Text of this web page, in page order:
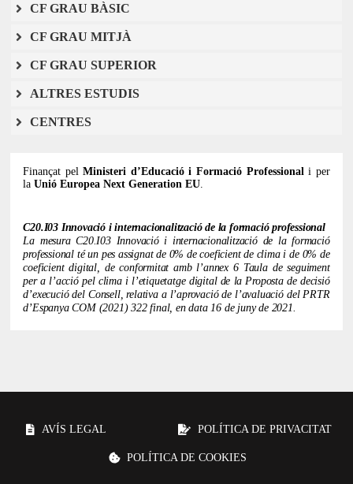
CF GRAU BÀSIC
CF GRAU MITJÀ
CF GRAU SUPERIOR
ALTRES ESTUDIS
CENTRES
Finançat pelMinisteri d’Educació i Formació Professional i per
laUnió Europea Next Generation EU
C20.I03 Innovació i internacionalització de la formació professional
La mesura C20.I03 Innovació i internacionalització de la formació
professional té un pes assignat de 0% de coeficient de clima i de 0% de
coeficient digital, de conformitat amb l’annex 6 Taula de seguiment
per a l’acció pel clima i l’etiquetatge digital de la Proposta de decisió
d’execució del Consell, relativa a l’aprovació de l’avaluació del PRTR
d’Espanya COM (2021) 322 final, en data 16 de juny de 2021.
AVÍS LEGAL POLÍTICA DE PRIVACITAT
POLÍTICA DE COOKIES